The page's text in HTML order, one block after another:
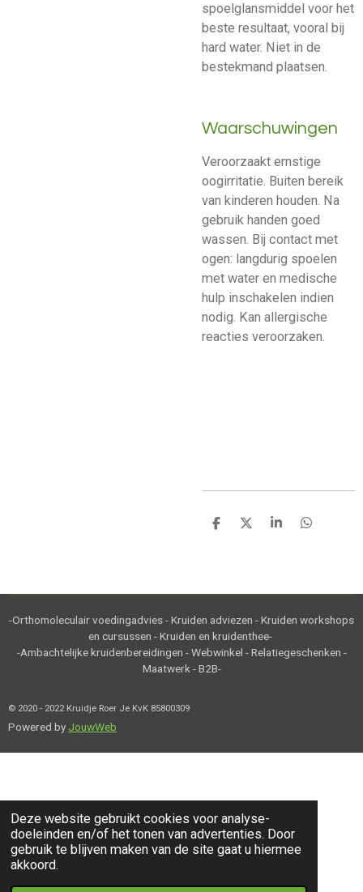
Deze website gebruikt cookies voor analyse-
doeleinden en/of het tonen van advertenties. Door
gebruik te blijven maken van de site gaat u hiermee
akkoord.
spoelglansmiddel voor het
beste resultaat, vooral bij
hard water. Niet in de
bestekmand plaatsen.
Waarschuwingen
Veroorzaakt ernstige
oogirritatie. Buiten bereik
van kinderen houden. Na
gebruik handen goed
wassen. Bij contact met
ogen: langdurig spoelen
met water en medische
hulp inschakelen indien
nodig. Kan allergische
reacties veroorzaken.
D
D
S
D
-Orthomoleculair voedingadvies - Kruiden adviezen - Kruiden workshops
en cursussen - Kruiden en kruidenthee-
-Ambachtelijke kruidenbereidingen - Webwinkel - Relatiegeschenken -
Maatwerk - B2B-
© 2020 - 2022 Kruidje Roer Je KvK 85800309
Powered by JouwWeb